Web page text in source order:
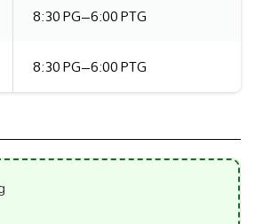
8:30 PG–6:00 PTG
8:30 PG–6:00 PTG